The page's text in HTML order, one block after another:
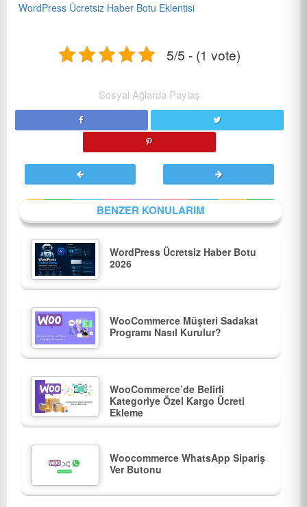
WordPress Ücretsiz Haber Botu Eklentisi
5/5 - (1 vote)
Sosyal Ağlarda Paylaş
BENZER KONULARIM
WordPress Ücretsiz Haber Botu
2026
WooCommerce Müşteri Sadakat
Programı Nasıl Kurulur?
WooCommerce’de Belirli
Kategoriye Özel Kargo Ücreti
Ekleme
Woocommerce WhatsApp Sipariş
Ver Butonu